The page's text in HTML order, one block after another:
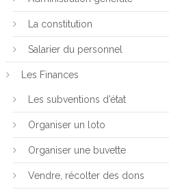
La constitution
Salarier du personnel
Les Finances
Les subventions d’état
Organiser un loto
Organiser une buvette
Vendre, récolter des dons